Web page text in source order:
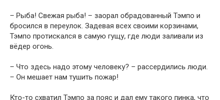
– Рыба! Свежая рыба! – заорал обрадованный Тэмпо и
бросился в переулок. Задевая всех своими корзинами,
Тэмпо протискался в самую гущу, где люди заливали из
вёдер огонь.
– Что здесь надо этому человеку? – рассердились люди.
– Он мешает нам тушить пожар!
Кто-то схватил Тэмпо за пояс и дал ему такого пинка, что